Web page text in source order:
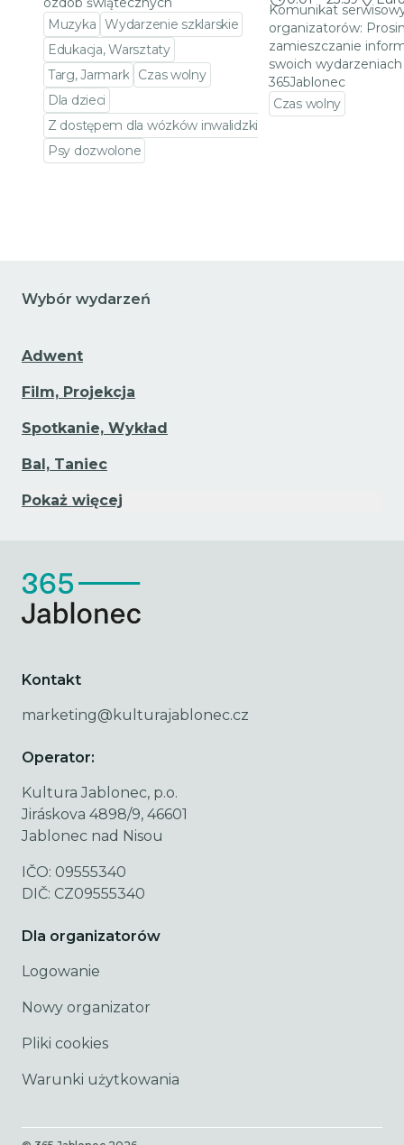
Muzyka Wydarzenie szklarskie
Edukacja, Warsztaty
Targ, Jarmark
Czas wolny
Dla dzieci
Z dostępem dla wózków inwalidzkich
Psy dozwolone
Komunikat
organizatorów:
zamieszczanie
swoich
365Jablonec
Czas wolny
Wybór wydarzeń
Adwent
Film, Projekcja
Spotkanie, Wykład
Bal, Taniec
Pokaż więcej
Kontakt
marketing@kulturajablonec.cz
Operator:
Kultura Jablonec, p.o.
Jiráskova 4898/9, 46601
Jablonec nad Nisou
IČO: 09555340
DIČ: CZ09555340
Dla organizatorów
Logowanie
Nowy organizator
Pliki cookies
Warunki użytkowania